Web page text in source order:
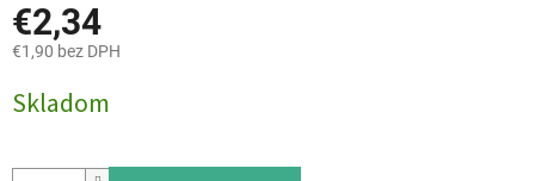
€2,34
€1,90 bez DPH
cena:
Skladom